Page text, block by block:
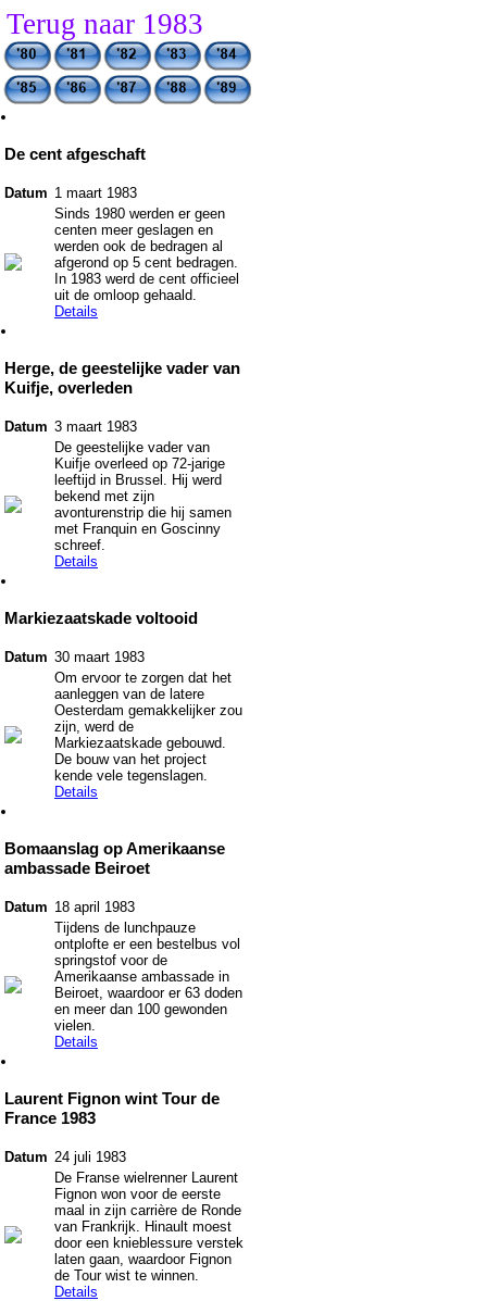
Terug naar 1983
De cent afgeschaft
Datum 1 maart 1983
Sinds 1980 werden er geen
centen meer geslagen en
werden ook de bedragen al
afgerond op 5 cent bedragen.
In 1983 werd de cent officieel
uit de omloop gehaald.
Details
Herge, de geestelijke vader van
Kuifje, overleden
Datum 3 maart 1983
De geestelijke vader van
Kuifje overleed op 72-jarige
leeftijd in Brussel. Hij werd
bekend met zijn
avonturenstrip die hij samen
met Franquin en Goscinny
schreef.
Details
Markiezaatskade voltooid
Datum 30 maart 1983
Om ervoor te zorgen dat het
aanleggen van de latere
Oesterdam gemakkelijker zou
zijn, werd de
Markiezaatskade gebouwd.
De bouw van het project
kende vele tegenslagen.
Details
Bomaanslag op Amerikaanse
ambassade Beiroet
Datum 18 april 1983
Tijdens de lunchpauze
ontplofte er een bestelbus vol
springstof voor de
Amerikaanse ambassade in
Beiroet, waardoor er 63 doden
en meer dan 100 gewonden
vielen.
Details
Laurent Fignon wint Tour de
France 1983
Datum 24 juli 1983
De Franse wielrenner Laurent
Fignon won voor de eerste
maal in zijn carrière de Ronde
van Frankrijk. Hinault moest
door een knieblessure verstek
laten gaan, waardoor Fignon
de Tour wist te winnen.
Details